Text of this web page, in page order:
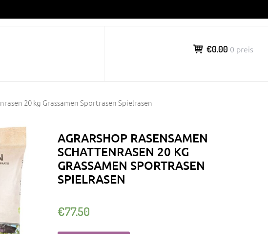
€0.00 0 preis
20 kg Grassamen Sportrasen Spielrasen
AGRARSHOP RASENSAMEN
SCHATTENRASEN 20 KG
GRASSAMEN SPORTRASEN
SPIELRASEN
€77.50